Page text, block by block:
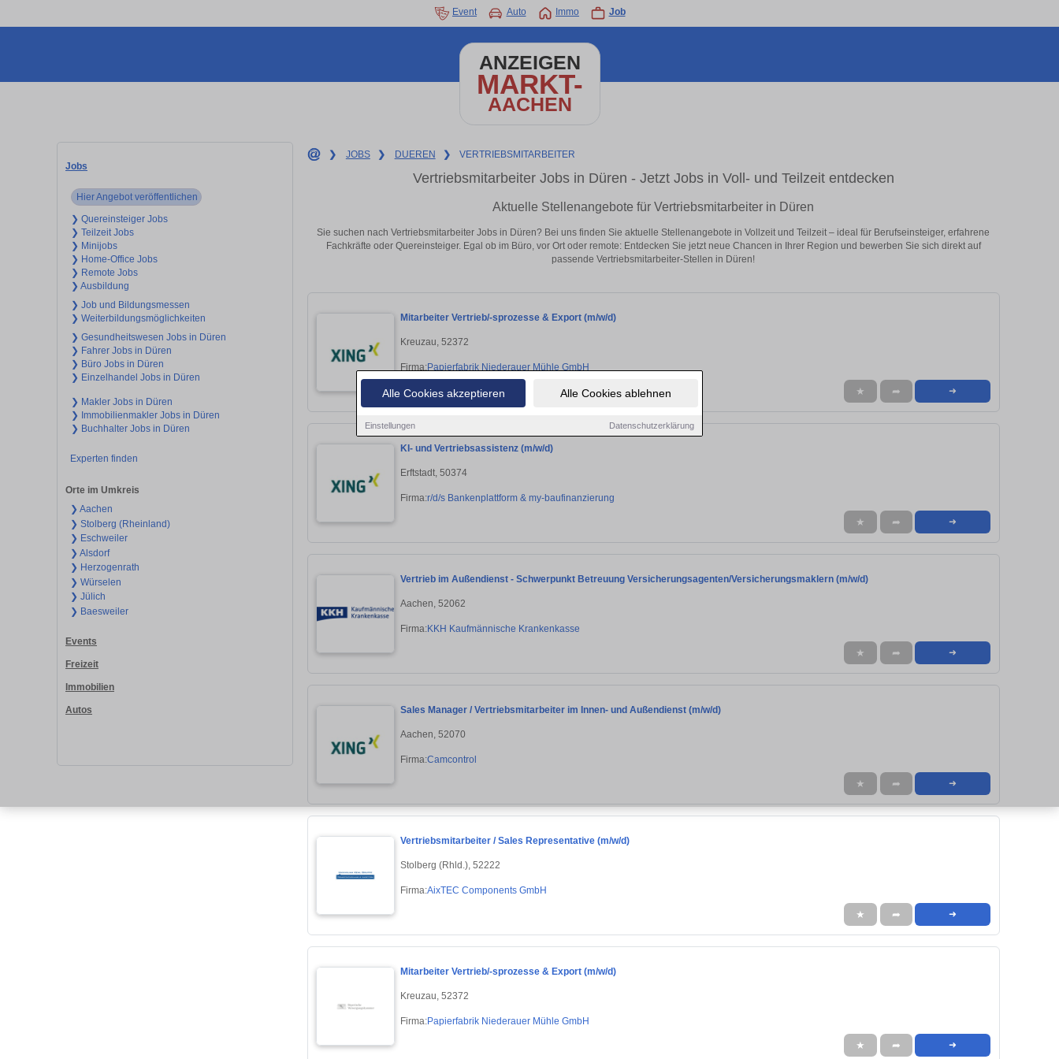
Alle Cookies akzeptieren Alle Cookies ablehnen
Einstellungen Datenschutzerklärung
Event Auto Immo Job
ANZEIGEN
MARKT-
AACHEN
Jobs
Hier Angebot veröffentlichen
❯ Quereinsteiger Jobs
❯ Teilzeit Jobs
❯ Minijobs
❯ Home-Office Jobs
❯ Remote Jobs
❯ Ausbildung
❯ Job und Bildungsmessen
❯ Weiterbildungsmöglichkeiten
❯ Gesundheitswesen Jobs in Düren
❯ Fahrer Jobs in Düren
❯ Büro Jobs in Düren
❯ Einzelhandel Jobs in Düren
❯ Makler Jobs in Düren
❯ Immobilienmakler Jobs in Düren
❯ Buchhalter Jobs in Düren
Experten finden
Orte im Umkreis
❯ Aachen
❯ Stolberg (Rheinland)
❯ Eschweiler
❯ Alsdorf
❯ Herzogenrath
❯ Würselen
❯ Jülich
❯ Baesweiler
Events
Freizeit
Immobilien
Autos
❯ JOBS ❯ DUEREN ❯ VERTRIEBSMITARBEITER
Vertriebsmitarbeiter Jobs in Düren - Jetzt Jobs in Voll- und Teilzeit entdecken
Aktuelle Stellenangebote für Vertriebsmitarbeiter in Düren
Sie suchen nach Vertriebsmitarbeiter Jobs in Düren? Bei uns finden Sie aktuelle Stellenangebote in Vollzeit und Teilzeit – ideal für Berufseinsteiger, erfahrene
Fachkräfte oder Quereinsteiger. Egal ob im Büro, vor Ort oder remote: Entdecken Sie jetzt neue Chancen in Ihrer Region und bewerben Sie sich direkt auf
passende Vertriebsmitarbeiter-Stellen in Düren!
Mitarbeiter Vertrieb/-sprozesse & Export (m/w/d)
Kreuzau, 52372
Firma:Papierfabrik Niederauer Mühle GmbH
★ ➦ ➜
KI- und Vertriebsassistenz (m/w/d)
Erftstadt, 50374
Firma:r/d/s Bankenplattform & my-baufinanzierung
★ ➦ ➜
Vertrieb im Außendienst - Schwerpunkt Betreuung Versicherungsagenten/Versicherungsmaklern (m/w/d)
Aachen, 52062
Firma:KKH Kaufmännische Krankenkasse
★ ➦ ➜
Sales Manager / Vertriebsmitarbeiter im Innen- und Außendienst (m/w/d)
Aachen, 52070
Firma:Camcontrol
★ ➦ ➜
Vertriebsmitarbeiter / Sales Representative (m/w/d)
Stolberg (Rhld.), 52222
Firma:AixTEC Components GmbH
★ ➦ ➜
Mitarbeiter Vertrieb/-sprozesse & Export (m/w/d)
Kreuzau, 52372
Firma:Papierfabrik Niederauer Mühle GmbH
★ ➦ ➜